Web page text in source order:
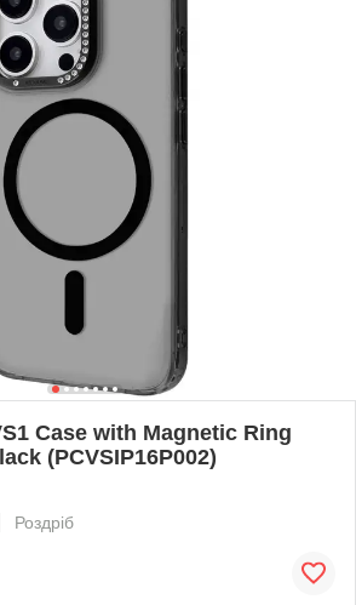
Case with Magnetic Ring
(PCVSIP16P002)
Роздріб